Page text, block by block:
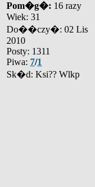
Pom�g�: 16 razy
Wiek: 31
Do��czy�: 02 Lis
2010
Posty: 1311
Piwa: 7/1
Sk�d: Ksi?? Wlkp